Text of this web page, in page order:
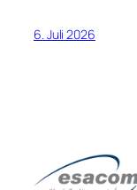
6. Juli 2026